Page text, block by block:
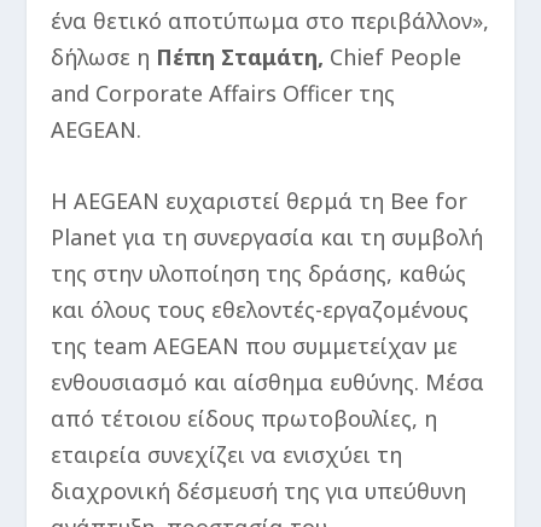
ένα θετικό αποτύπωμα στο περιβάλλον»,
δήλωσε η Πέπη Σταμάτη, Chief People
and Corporate Affairs Officer της
AEGEAN.
Η AEGEAN ευχαριστεί θερμά τη Bee for
Planet για τη συνεργασία και τη συμβολή
της στην υλοποίηση της δράσης, καθώς
και όλους τους εθελοντές-εργαζομένους
της team AEGEAN που συμμετείχαν με
ενθουσιασμό και αίσθημα ευθύνης. Μέσα
από τέτοιου είδους πρωτοβουλίες, η
εταιρεία συνεχίζει να ενισχύει τη
διαχρονική δέσμευσή της για υπεύθυνη